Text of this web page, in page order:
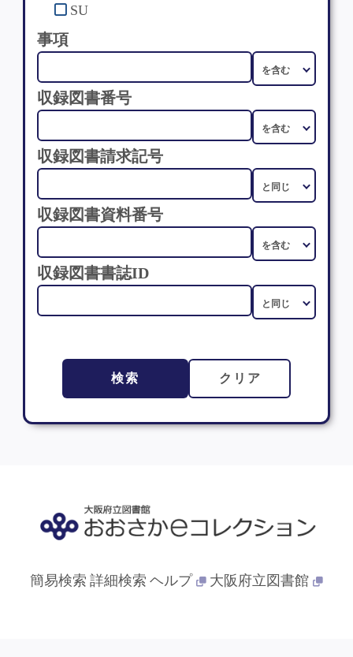
SU
事項
収録図書番号
収録図書請求記号
収録図書資料番号
収録図書書誌ID
検索 クリア
簡易検索 詳細検索 ヘルプ 大阪府立図書館